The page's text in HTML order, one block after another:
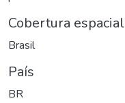
Cobertura espacial
Brasil
País
BR